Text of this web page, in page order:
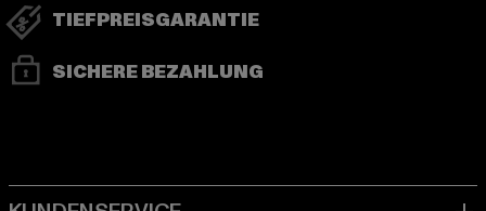
TIEFPREISGARANTIE
SICHERE BEZAHLUNG